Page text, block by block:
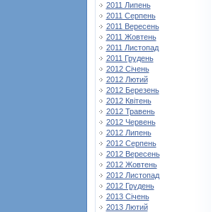
2011 Липень
2011 Серпень
2011 Вересень
2011 Жовтень
2011 Листопад
2011 Грудень
2012 Січень
2012 Лютий
2012 Березень
2012 Квітень
2012 Травень
2012 Червень
2012 Липень
2012 Серпень
2012 Вересень
2012 Жовтень
2012 Листопад
2012 Грудень
2013 Січень
2013 Лютий